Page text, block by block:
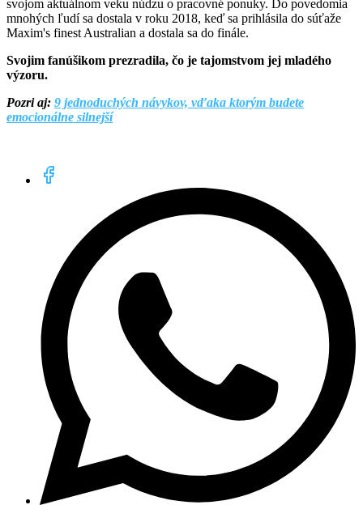
svojom aktuálnom veku núdzu o pracovné ponuky. Do povedomia
mnohých ľudí sa dostala v roku 2018, keď sa prihlásila do súťaže
Maxim's finest Australian a dostala sa do finále.
Svojim fanúšikom prezradila, čo je tajomstvom jej mladého
výzoru.
Pozri aj: 9 jednoduchých návykov, vďaka ktorým budete
emocionálne silnejší